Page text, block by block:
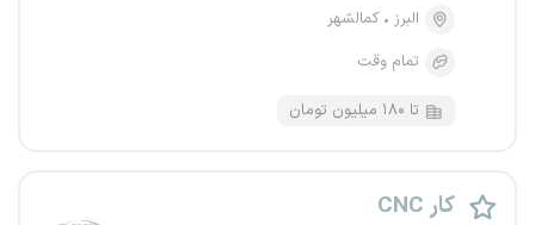
البرز
کمالشهر
تمام وقت
تا ۱۸۰ میلیون تومان
CNC کار